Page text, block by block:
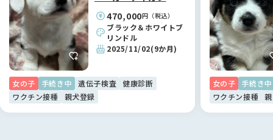
470,000円（税込）
ブラック＆ホワイトブ
リンドル
2025/11/02(9か月)
女の子 手続き中 遺伝子検査
健康診断
ワクチン接種
親犬登録
女の子
手続き中
ワクチン接種